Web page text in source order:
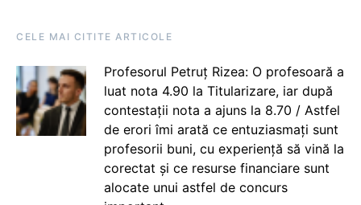
CELE MAI CITITE ARTICOLE
Profesorul Petruț Rizea: O profesoară a
luat nota 4.90 la Titularizare, iar după
contestații nota a ajuns la 8.70 / Astfel
de erori îmi arată ce entuziasmați sunt
profesorii buni, cu experiență să vină la
corectat și ce resurse financiare sunt
alocate unui astfel de concurs